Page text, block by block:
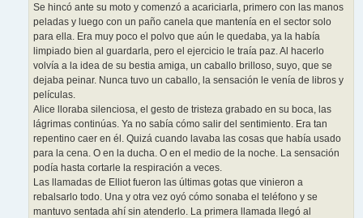
Se hincó ante su moto y comenzó a acariciarla, primero con las manos
peladas y luego con un paño canela que mantenía en el sector solo
para ella. Era muy poco el polvo que aún le quedaba, ya la había
limpiado bien al guardarla, pero el ejercicio le traía paz. Al hacerlo
volvía a la idea de su bestia amiga, un caballo brilloso, suyo, que se
dejaba peinar. Nunca tuvo un caballo, la sensación le venía de libros y
películas.
Alice lloraba silenciosa, el gesto de tristeza grabado en su boca, las
lágrimas continúas. Ya no sabía cómo salir del sentimiento. Era tan
repentino caer en él. Quizá cuando lavaba las cosas que había usado
para la cena. O en la ducha. O en el medio de la noche. La sensación
podía hasta cortarle la respiración a veces.
Las llamadas de Elliot fueron las últimas gotas que vinieron a
rebalsarlo todo. Una y otra vez oyó cómo sonaba el teléfono y se
mantuvo sentada ahí sin atenderlo. La primera llamada llegó al